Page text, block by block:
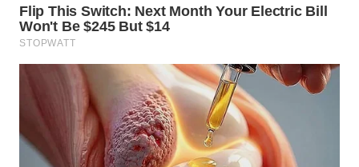
O fóssil de Urokodia aequalis revela pistas cruciais
sobre a evolução das estruturas anatômicas dos
aracnídeos. – Imagem gerada por IA
Como o período Cambriano